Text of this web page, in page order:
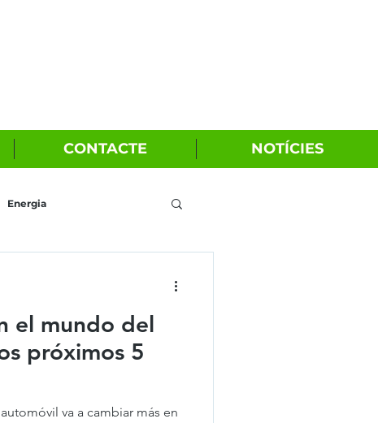
CONTACTE NOTÍCIES
Energia
el mundo del
próximos 5
va a cambiar más en